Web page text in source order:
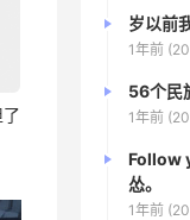
岁以前
1年前
56个民
1年前
Follow
怂。
1年前